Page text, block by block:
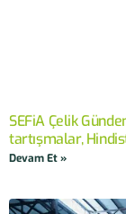
SEFiA Çelik
tartışmalar,
Devam Et »